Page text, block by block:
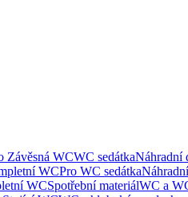
Závěsná WCWC sedátkaNáhradní
WCPro WC sedátka
WCSpotřební materiálWC a